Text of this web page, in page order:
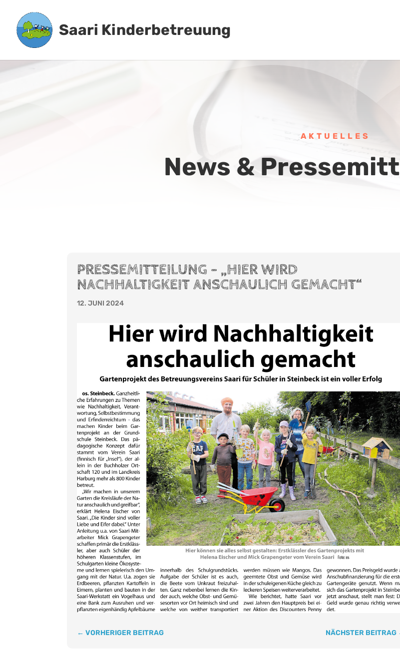
Saari Kinderbetreuung
AKTUELLES
News &
PRESSEMITTEILUNG – „HIER WIRD
NACHHALTIGKEIT ANSCHAULICH GEMACHT“
12. JUNI 2024
←VORHERIGER BEITRAG NÄCHSTER BEITRAG